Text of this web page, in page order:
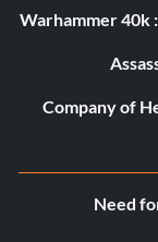
Warhammer 40k
Company of
Need